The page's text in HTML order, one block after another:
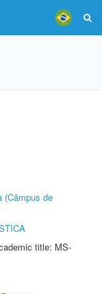
(Câmpus de
title: MS-